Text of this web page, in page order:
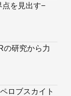
点を見出す−
の研究から力
ロブスカイト